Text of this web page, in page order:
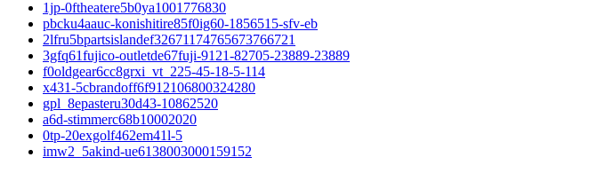
1jp-0ftheatere5b0ya1001776830
pbcku4aauc-konishitire85f0ig60-1856515-sfv-eb
2lfru5bpartsislandef32671174765673766721
3gfq61fujico-outletde67fuji-9121-82705-23889-23889
f0oldgear6cc8grxi_vt_225-45-18-5-114
x431-5cbrandoff6f912106800324280
gpl_8epasteru30d43-10862520
a6d-stimmerc68b10002020
0tp-20exgolf462em41l-5
imw2_5akind-ue6138003000159152